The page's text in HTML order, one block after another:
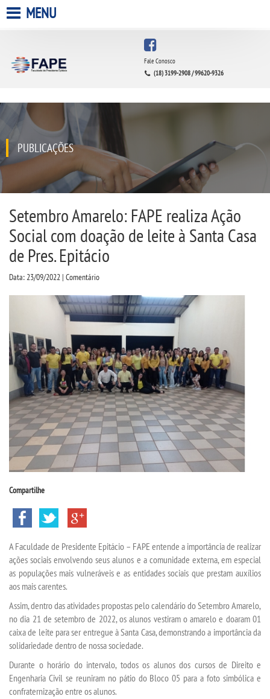
A FACULDADE
QUEM SOMOS
INFRAESTRUTURA
BIBLIOTECA
CPA
CPSA
PROUNI
CURSOS
BACHARELADOS
LICENCIATURAS
TECNOLÓGICOS
VESTIBULAR
INSCREVA-SE
SEGUNDA GRADUAÇÃO
MATRÍCULA
EDITAL
EDITAL - ADENDO 1
MENU
Fale Conosco
(18) 3199-2908 / 99620-9326
PUBLICAÇÕES
Setembro Amarelo: FAPE realiza Ação
Social com doação de leite à Santa Casa
de Pres. Epitácio
Data: 23/09/2022 | Comentário
Compartilhe
A Faculdade de Presidente Epitácio – FAPE entende a importância de realizar
ações sociais envolvendo seus alunos e a comunidade externa, em especial
as populações mais vulneráveis e as entidades sociais que prestam auxílios
aos mais carentes.
Assim, dentro das atividades propostas pelo calendário do Setembro Amarelo,
no dia 21 de setembro de 2022, os alunos vestiram o amarelo e doaram 01
caixa de leite para ser entregue à Santa Casa, demonstrando a importância da
solidariedade dentro de nossa sociedade.
Durante o horário do intervalo, todos os alunos dos cursos de Direito e
Engenharia Civil se reuniram no pátio do Bloco 05 para a foto simbólica e
confraternização entre os alunos.